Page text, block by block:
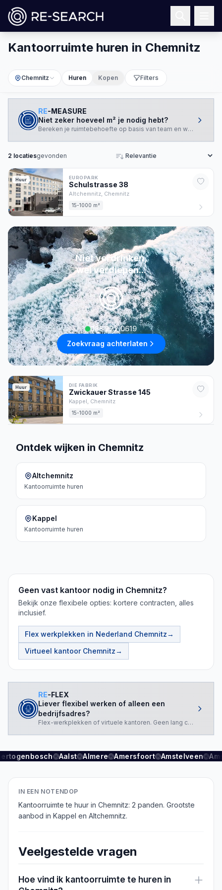
Kantoorruimte huren in Chemnitz
Chemnitz Huren Kopen Filters
RE-MEASURE
Niet zeker hoeveel m² je nodig hebt?
Bereken je ruimtebehoefte op basis van team en werkstijl.
2 locatiesgevonden Sorteren
Huur EUROPARK
Schulstrasse 38
Altchemnitz, Chemnitz
15-1000 m²
Niet verdrinken,
wel verdiepen...
085 222 0619
Zoekvraag achterlaten
Huur DIE FABRIK
Zwickauer Strasse 145
Kappel, Chemnitz
15-1000 m²
Ontdek wijken in Chemnitz
Altchemnitz
Kantoorruimte huren
Kappel
Kantoorruimte huren
Geen vast kantoor nodig in Chemnitz?
Bekijk onze flexibele opties: kortere contracten, alles
inclusief.
Flex werkplekken in Nederland Chemnitz→
Virtueel kantoor Chemnitz→
RE-FLEX
Liever flexibel werken of alleen een
bedrijfsadres?
Flex-werkplekken of virtuele kantoren. Geen lang contract
Aalst Almere Amersfoort Amstelveen
IN EEN NOTENDOP
Kantoorruimte te huur in Chemnitz: 2 panden. Grootste
aanbod in Kappel en Altchemnitz.
Veelgestelde vragen
Hoe vind ik kantoorruimte te huren in